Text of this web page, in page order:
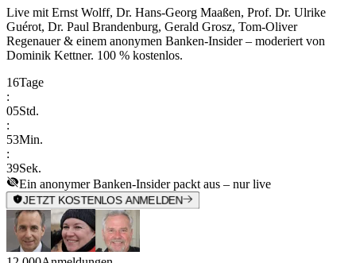
Live mit Ernst Wolff, Dr. Hans-Georg Maaßen, Prof. Dr. Ulrike
Guérot, Dr. Paul Brandenburg, Gerald Grosz, Tom-Oliver
Regenauer & einem anonymen Banken-Insider– moderiert von
Dominik Kettner. 100 % kostenlos.
16Tage
:
05Std.
:
53Min.
:
39Sek.
Ein anonymer Banken-Insider packt aus – nur live
JETZT KOSTENLOS ANMELDEN